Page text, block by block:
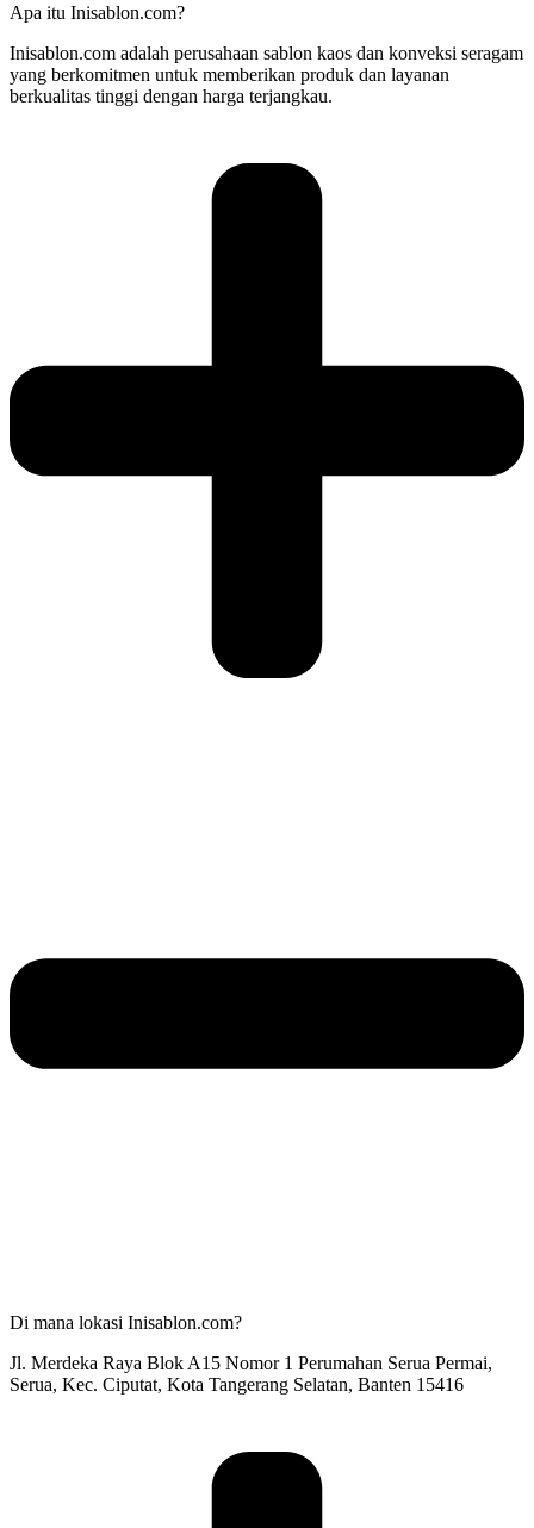
Apa itu Inisablon.com?
Inisablon.com adalah perusahaan sablon kaos dan konveksi seragam
yang berkomitmen untuk memberikan produk dan layanan
berkualitas tinggi dengan harga terjangkau.
Di mana lokasi Inisablon.com?
Jl. Merdeka Raya Blok A15 Nomor 1 Perumahan Serua Permai,
Serua, Kec. Ciputat, Kota Tangerang Selatan, Banten 15416